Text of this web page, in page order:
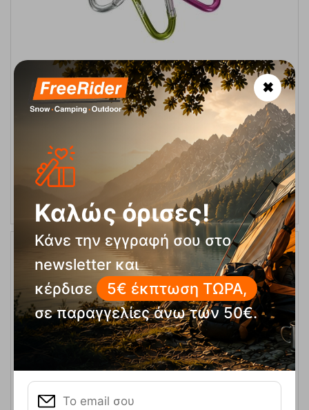
Lock X Keyring Set Σετ καραμπίνερ Trespass
Κωδικός: FRE-11258
Άμεσαδιαθέσιμο
8,50
7,65 €
ΑΓΟΡΑ
✖
Καλώς όρισες!
Κάνε την εγγραφή σου στο
newsletter και
κέρδισε
5€ έκπτωση ΤΩΡΑ,
σε παραγγελίες άνω των 50€.